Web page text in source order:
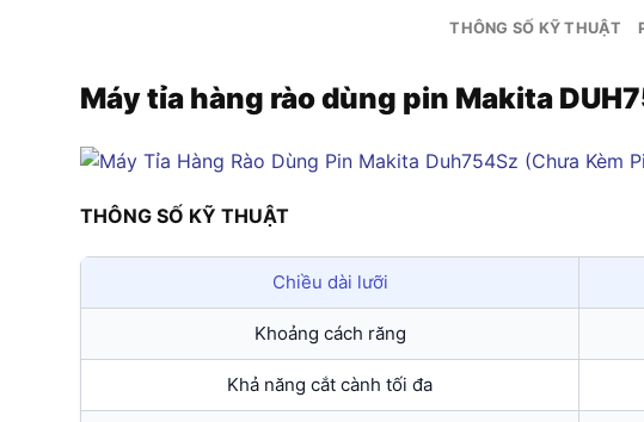
THÔNG SỐ KỸ THUẬT
Máy tỉa hàng rào dùng pin Makita
THÔNG SỐ KỸ THUẬT
Chiều dài lưỡi
Khoảng cách răng
Khả năng cắt cành tối đa